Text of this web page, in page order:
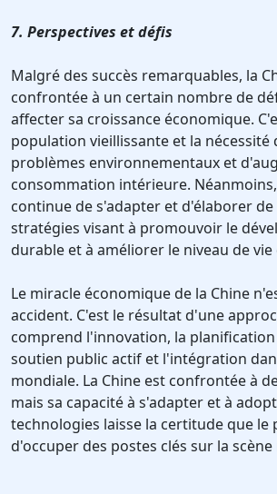
7. Perspectives et défis
Malgré des succès remarquables, la
confrontée à un certain nombre de
affecter sa croissance économique.
population vieillissante et la nécessité
problèmes environnementaux et
consommation intérieure.
continue de s'adapter et d'élaborer de
stratégies visant à promouvoir le
durable et à améliorer le niveau de vie
Le miracle économique de la Chine
accident. C'est le résultat d'une
comprend l'innovation, la
soutien public actif et l'intégration
mondiale. La Chine est confrontée à
mais sa capacité à s'adapter et à
technologies laisse la certitude que le
d'occuper des postes clés sur la